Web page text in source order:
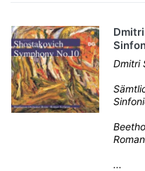
Dmitri
...